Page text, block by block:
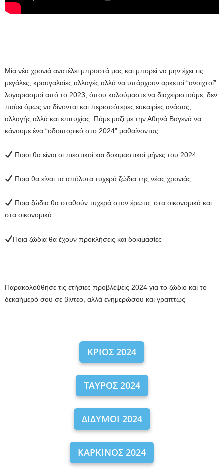
Μία νέα χρονιά ανατέλει μπροστά μας και μπορεί να μην έχει τις
μεγάλες, κραυγαλαίες αλλαγές αλλά να υπάρχουν αρκετοί “ανοιχτοί”
λογαριασμοί από το 2023, όπου καλούμαστε να διαχειριστούμε, δεν
παύει όμως να δίνονται και περισσότερες ευκαιρίες ανάσας,
αλλαγής αλλά και επιτυχίας. Πάμε μαζί με την Αθηνά Βαγενά να
κάνουμε ένα “οδοιπορικό στο 2024” μαθαίνοντας:
Ποιοι θα είναι οι πιεστικοί και δοκιμαστικοί μήνες του 2024
Ποια θα είναι τα απόλυτα τυχερά ζώδια της νέας χρονιάς
Ποια ζώδια θα σταθούν τυχερά στον έρωτα, στα οικονομικά και
στα οικονομικά
Ποια ζώδια θα έχουν προκλήσεις και δοκιμασίες
Παρακολούθησε τις ετήσιες προβλέψεις 2024 για το ζώδιο και το
δεκαήμερό σου σε βίντεο, αλλά ενημερώσου και γραπτώς
ΚΡΙΟΣ 2024
ΤΑΥΡΟΣ 2024
ΔΙΔΥΜΟΙ 2024
ΚΑΡΚΙΝΟΣ 2024